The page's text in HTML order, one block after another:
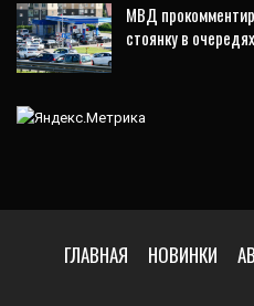
МВД
стоянку в
ГЛАВНАЯ НОВИНКИ